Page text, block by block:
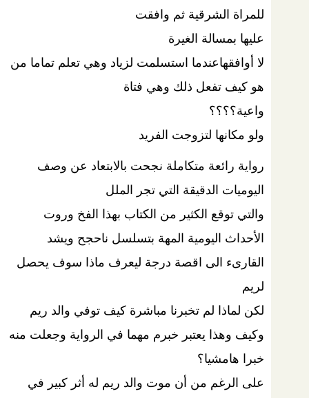
للمراة الشرقية ثم وافقت
عليها بمسالة الغيرة
لا أوافقهاعندما استسلمت لزياد وهي تعلم تماما من
هو كيف تفعل ذلك وهي فتاة
واعية؟؟؟؟
ولو مكانها لتزوجت الفريد
رواية رائعة متكاملة نجحت بالابتعاد عن وصف
اليوميات الدقيقة التي تجر الملل
والتي توقع الكثير من الكتاب بهذا الفخ وروت
الأحداث اليومية المهة بتسلسل ناحجح ويشد
القارىء الى اقصة درجة ليعرف ماذا سوف يحصل
لريم
لكن لماذا لم تخبرنا مباشرة كيف توفي والد ريم
وكيف وهذا يعتبر خبرم مهما في الرواية وجعلت منه
خبرا هامشيا؟
على الرغم من أن موت والد ريم له أثر كبير في